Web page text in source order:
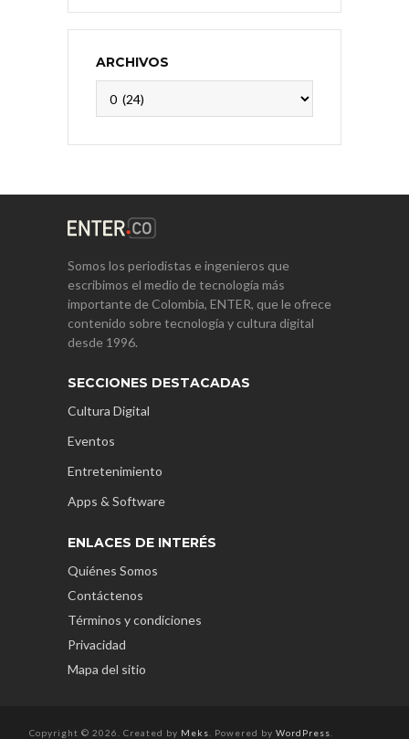
ARCHIVOS
Somos los periodistas e ingenieros que
escribimos el medio de tecnología más
importante de Colombia, ENTER, que le ofrece
contenido sobre tecnología y cultura digital
desde 1996.
SECCIONES DESTACADAS
Cultura Digital
Eventos
Entretenimiento
Apps & Software
ENLACES DE INTERÉS
Quiénes Somos
Contáctenos
Términos y condiciones
Privacidad
Mapa del sitio
Copyright © 2026. Created by Meks . Powered by WordPress